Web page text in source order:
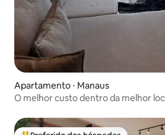
Apartamento ⋅ Manaus
O melhor custo dentro da melhor